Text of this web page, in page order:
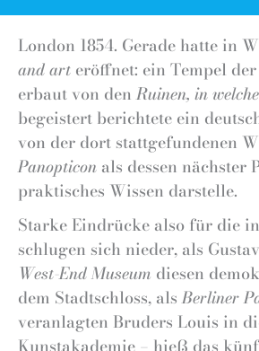
London 1854. Gerade hatte in
and art eröffnet: ein Tempel
erbaut von denRuinen, in
begeistert berichtete ein
von der dort stattgefundenen
Panopticon als dessen
praktisches Wissen darstelle.
Starke Eindrücke also für die
schlugen sich nieder, als
West-End Museum diesen
dem Stadtschloss, alsBerliner
veranlagten Bruders Louis in
Kunstakademie – hieß das